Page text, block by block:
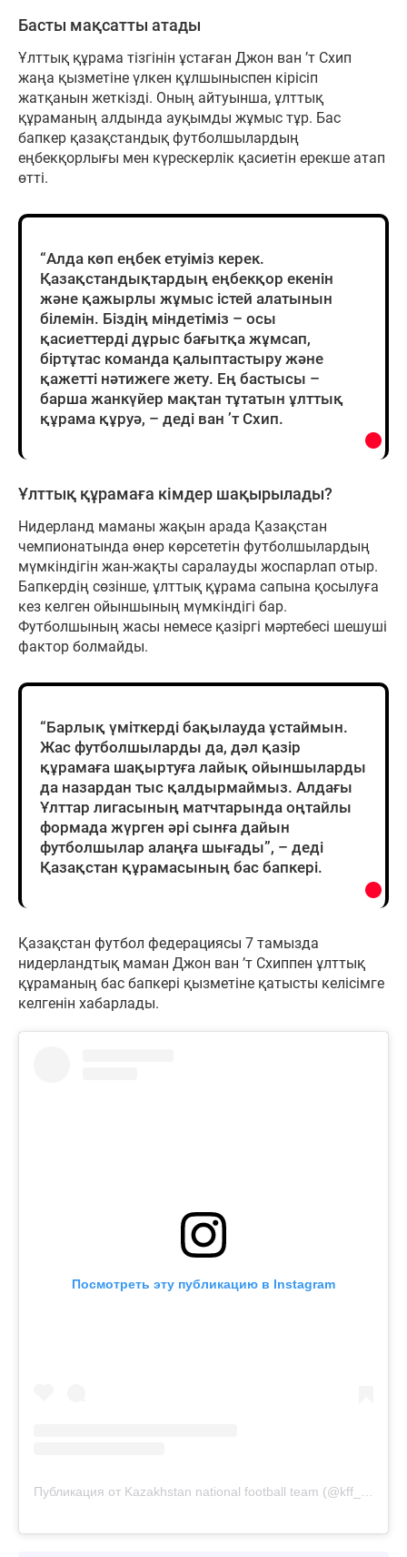
Басты мақсатты атады
Ұлттық құрама тізгінін ұстаған Джон ван ’т Схип
жаңа қызметіне үлкен құлшыныспен кірісіп
жатқанын жеткізді. Оның айтуынша, ұлттық
құраманың алдында ауқымды жұмыс тұр. Бас
бапкер қазақстандық футболшылардың
еңбекқорлығы мен күрескерлік қасиетін ерекше атап
өтті.
“Алда көп еңбек етуіміз керек.
Қазақстандықтардың еңбекқор екенін
және қажырлы жұмыс істей алатынын
білемін. Біздің міндетіміз – осы
қасиеттерді дұрыс бағытқа жұмсап,
біртұтас команда қалыптастыру және
қажетті нәтижеге жету. Ең бастысы –
барша жанкүйер мақтан тұтатын ұлттық
құрама құруә, – деді ван ’т Схип.
Ұлттық құрамаға кімдер шақырылады?
Нидерланд маманы жақын арада Қазақстан
чемпионатында өнер көрсететін футболшылардың
мүмкіндігін жан-жақты саралауды жоспарлап отыр.
Бапкердің сөзінше, ұлттық құрама сапына қосылуға
кез келген ойыншының мүмкіндігі бар.
Футболшының жасы немесе қазіргі мәртебесі шешуші
фактор болмайды.
“Барлық үміткерді бақылауда ұстаймын.
Жас футболшыларды да, дәл қазір
құрамаға шақыртуға лайық ойыншыларды
да назардан тыс қалдырмаймыз. Алдағы
Ұлттар лигасының матчтарында оңтайлы
формада жүрген әрі сынға дайын
футболшылар алаңға шығады”, – деді
Қазақстан құрамасының бас бапкері.
Қазақстан футбол федерациясы 7 тамызда
нидерландтық маман Джон ван ’т Схиппен ұлттық
құраманың бас бапкері қызметіне қатысты келісімге
келгенін хабарлады.
Посмотреть эту публикацию в Instagram
Публикация от Kazakhstan national football team (@kff_team)